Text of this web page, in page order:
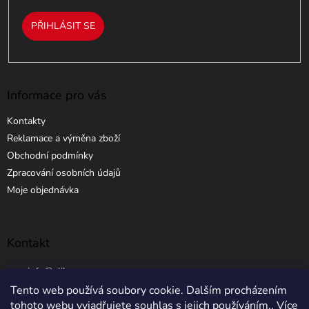
Tento web používá soubory cookie. Dalším procházením
tohoto webu vyjadřujete souhlas s jejich používáním.. Více
PŘIHLÁSIT SE
Informace pro vás
Kontakty
Reklamace a výměna zboží
Obchodní podmínky
Zpracování osobních údajů
Moje objednávka
Kontakt
info @ elibros.cz
+420 734 184 444